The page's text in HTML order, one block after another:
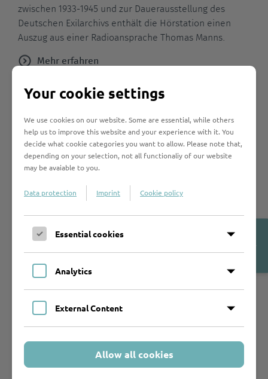
zwischen 1933-1945 und zur Dauerausstellung des
Deutschen Exilarchivs enthält die Hörstation einen
Auszug aus einer Radioansprache Thomas Manns.
Mehr erfahren
Erstmals Thomas-Mann-Festival
in Bad Tölz
Aus dem kulturellen Leben von Bad Tölz ist Thomas
Mann nicht mehr wegzudenken. Der
Literaturnobelpreisträger hatte Anfang des 20.
Jahrhunderts die Stadt für sich und seine Familie
entdeckt und eine Sommerresidenz bauen lassen.
stattfinden soll. Zur Einführung am Sonntag, 17. Mai
2020, um 19 Uhr spricht Dr. Holger Pils, Mitglied im
Vorstand der Deutschen Thomas Mann-Gesellschaft.
Mehr erfahren
Your cookie settings
We use cookies on our website. Some are essential, while others
help us to improve this website and your experience with it. You
decide what cookie categories you want to allow. Please note that,
depending on your selection, not all functionaliy of our website
may be avaiable to you.
Data protection Imprint Cookie policy
Essential cookies
Analytics
External Content
Allow all cookies
Open
Banner